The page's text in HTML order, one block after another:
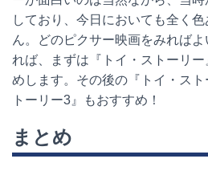
しており、今日においても全く
ん。どのピクサー映画をみれば
れば、まずは『トイ・ストーリ
めします。その後の『トイ・スト
トーリー3 』もおすすめ！
まとめ